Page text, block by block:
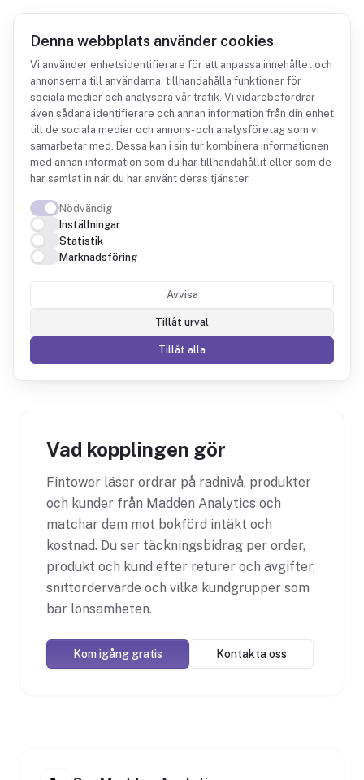
Denna webbplats använder cookies
Vi använder enhetsidentifierare för att anpassa innehållet och
annonserna till användarna, tillhandahålla funktioner för
sociala medier och analysera vår trafik. Vi vidarebefordrar
även sådana identifierare och annan information från din enhet
till de sociala medier och annons- och analysföretag som vi
samarbetar med. Dessa kan i sin tur kombinera informationen
med annan information som du har tillhandahållit eller som de
har samlat in när du har använt deras tjänster.
Nödvändig
Inställningar
Statistik
Marknadsföring
Avvisa
Tillåt urval
Tillåt alla
Integrationer Madden Analytics
Madden Analytics +
Fintower
Madden vet vad dina kunder handlar. Fintower
kopplar det till bokföringen och visar vilka
kunder och produkter som faktiskt är lönsamma.
Vad kopplingen gör
Fintower läser ordrar på radnivå, produkter
och kunder från Madden Analytics och
matchar dem mot bokförd intäkt och
kostnad. Du ser täckningsbidrag per order,
produkt och kund efter returer och avgifter,
snittordervärde och vilka kundgrupper som
bär lönsamheten.
Kom igång gratis Kontakta oss